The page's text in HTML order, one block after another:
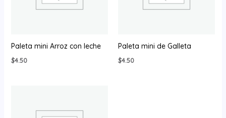
Paleta mini Arroz con leche
$4.50
Paleta mini de Galleta
$4.50